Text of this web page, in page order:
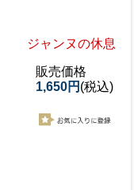
ジャンヌの休息
販売価格
1,650円 (税込)